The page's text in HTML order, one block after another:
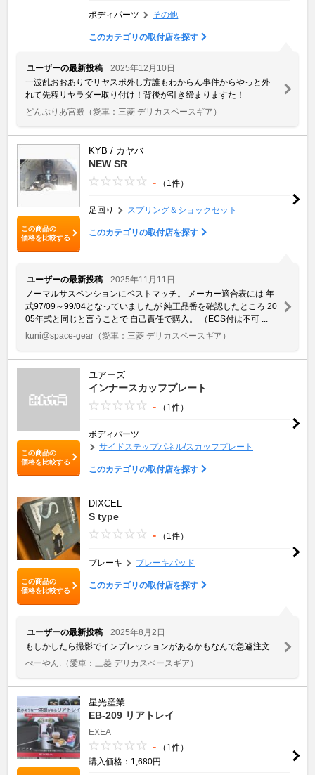
ボディパーツ その他
このカテゴリの取付店を探す
ユーザーの最新投稿
2025年12月10日
一波乱おおありでリヤスポ外し方誰もわからん事件からやっと外
れて先程リヤラダー取り付け！背後が引き締まりますた！
どんぶりあ宮殿 （愛車：三菱 デリカスペースギア）
この商品の
価格を比較する
KYB / カヤバ
NEW SR
- （1件）
足回り スプリング＆ショックセット
このカテゴリの取付店を探す
ユーザーの最新投稿
2025年11月11日
ノーマルサスペンションにベストマッチ。 メーカー適合表には 年
式97/09～99/04となっていましたが 純正品番を確認したところ 20
05年式と同じと言うことで 自己責任で購入。 （ECS付は不可 ...
kuni@space-gear （愛車：三菱 デリカスペースギア）
この商品の
価格を比較する
ユアーズ
インナースカッフプレート
- （1件）
ボディパーツ
サイドステップパネル/スカッフプレート
このカテゴリの取付店を探す
この商品の
価格を比較する
DIXCEL
S type
- （1件）
ブレーキ ブレーキパッド
このカテゴリの取付店を探す
ユーザーの最新投稿
2025年8月2日
もしかしたら撮影でインプレッションがあるかもなんで急遽注文
ぺーやん.
（愛車：三菱 デリカスペースギア）
星光産業
EB-209 リアトレイ
EXEA
-
（1件）
購入価格：1,680円